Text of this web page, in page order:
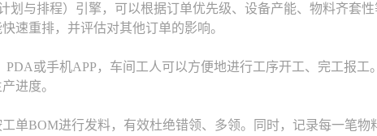
与排程）引擎，可以根据订单优先级、设备产能、物料齐套
速重排，并评估对其他订单的影响。
或手机APP，车间工人可以方便地进行工序开工、完工报工
进度。
BOM进行发料，有效杜绝错领、多领。同时，记录每一笔物